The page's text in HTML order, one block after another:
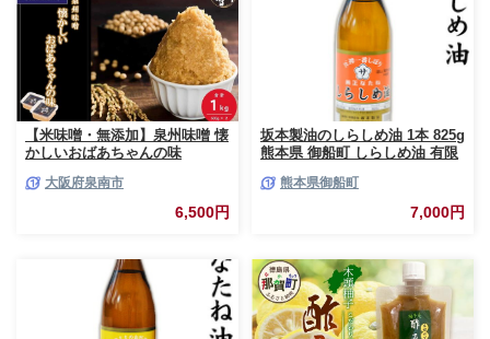
【米味噌・無添加】泉州味噌 懐
かしいおばあちゃんの味
大阪府泉南市
6,500円
坂本製油のしらしめ油 1本 825g
熊本県 御船町 しらしめ油 有限
予定(土日祝除く)》
熊本県御船町
7,000円